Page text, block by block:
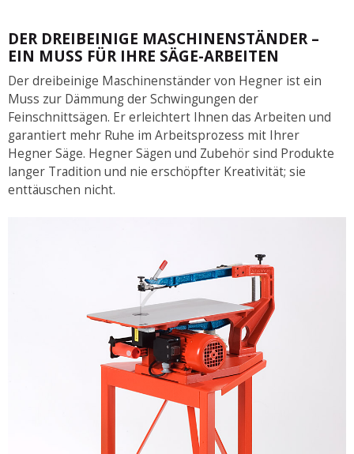
DER DREIBEINIGE MASCHINENSTÄNDER –
EIN MUSS FÜR IHRE SÄGE-ARBEITEN
Der dreibeinige Maschinenständer von Hegner ist ein
Muss zur Dämmung der Schwingungen der
Feinschnittsägen. Er erleichtert Ihnen das Arbeiten und
garantiert mehr Ruhe im Arbeitsprozess mit Ihrer
Hegner Säge. Hegner Sägen und Zubehör sind Produkte
langer Tradition und nie erschöpfter Kreativität; sie
enttäuschen nicht.